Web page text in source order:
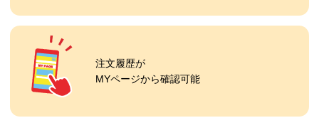
注文履歴が
MYページから確認可能